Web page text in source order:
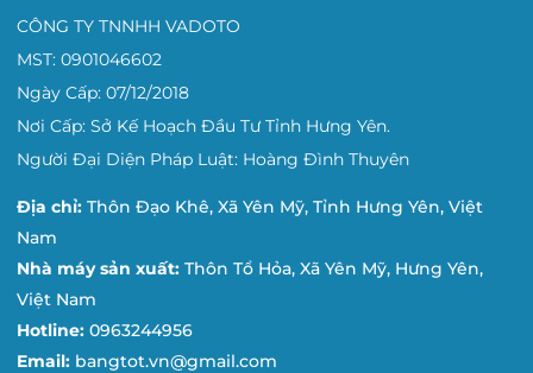
CÔNG TY TNNHH VADOTO
MST: 0901046602
Ngày Cấp: 07/12/2018
Nơi Cấp: Sở Kế Hoạch Đầu Tư Tỉnh Hưng Yên.
Người Đại Diện Pháp Luật: Hoàng Đình Thuyên
Địa chỉ: Thôn Đạo Khê, Xã Yên Mỹ, Tỉnh Hưng Yên, Việt
Nam
Nhà máy sản xuất: Thôn Tổ Hỏa, Xã Yên Mỹ, Hưng Yên,
Việt Nam
Hotline: 0963244956
Email: bangtot.vn@gmail.com